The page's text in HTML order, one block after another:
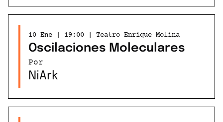
10 Ene | 19:00 | Teatro Enrique Molina
Oscilaciones Moleculares
Por
NiArk